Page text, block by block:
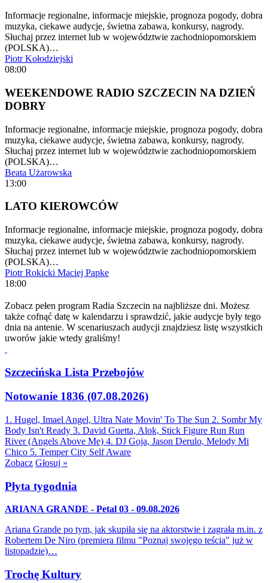
Informacje regionalne, informacje miejskie, prognoza pogody, dobra
muzyka, ciekawe audycje, świetna zabawa, konkursy, nagrody.
Słuchaj przez internet lub w województwie zachodniopomorskiem
(POLSKA)…
Piotr Kołodziejski
08:00
WEEKENDOWE RADIO SZCZECIN NA DZIEŃ
DOBRY
Informacje regionalne, informacje miejskie, prognoza pogody, dobra
muzyka, ciekawe audycje, świetna zabawa, konkursy, nagrody.
Słuchaj przez internet lub w województwie zachodniopomorskiem
(POLSKA)…
Beata Użarowska
13:00
LATO KIEROWCÓW
Informacje regionalne, informacje miejskie, prognoza pogody, dobra
muzyka, ciekawe audycje, świetna zabawa, konkursy, nagrody.
Słuchaj przez internet lub w województwie zachodniopomorskiem
(POLSKA)…
Piotr Rokicki Maciej Papke
18:00
Zobacz pełen program Radia Szczecin na najbliższe dni. Możesz
także cofnąć datę w kalendarzu i sprawdzić, jakie audycje były tego
dnia na antenie. W scenariuszach audycji znajdziesz listę wszystkich
uworów jakie wtedy graliśmy!
Szczecińska Lista Przebojów
Notowanie 1836 (07.08.2026)
1. Hugel, Imael Angel, Ultra Nate Movin' To The Sun 2. Sombr My
Body Isn't Ready 3. David Guetta, Alok, Stick Figure Run Run
River (Angels Above Me) 4. DJ Goja, Jason Derulo, Melody Mi
Chico 5. Temper City Self Aware
Zobacz Głosuj »
Płyta tygodnia
ARIANA GRANDE - Petal 03 - 09.08.2026
Ariana Grande po tym, jak skupiła się na aktorstwie i zagrała m.in. z
Robertem De Niro (premiera filmu "Poznaj swojego teścia" już w
listopadzie)…
Trochę Kultury